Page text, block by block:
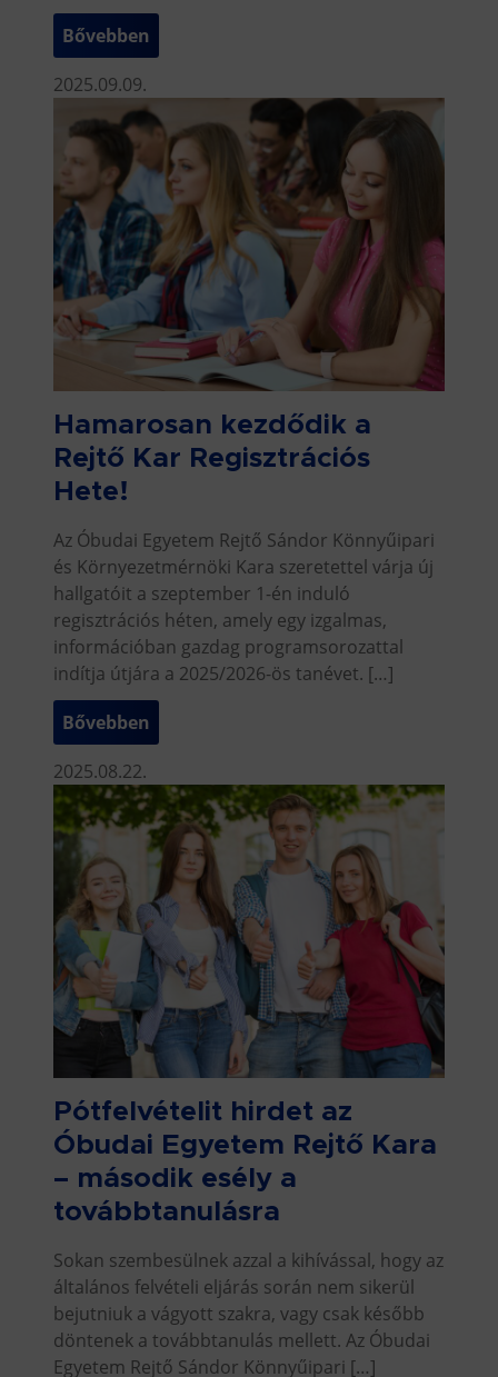
Bővebben
2025.09.09.
Hamarosan kezdődik a
Rejtő Kar Regisztrációs
Hete!
Az Óbudai Egyetem Rejtő Sándor Könnyűipari
és Környezetmérnöki Kara szeretettel várja új
hallgatóit a szeptember 1-én induló
regisztrációs héten, amely egy izgalmas,
információban gazdag programsorozattal
indítja útjára a 2025/2026-ös tanévet. […]
Bővebben
2025.08.22.
Pótfelvételit hirdet az
Óbudai Egyetem Rejtő Kara
– második esély a
továbbtanulásra
Sokan szembesülnek azzal a kihívással, hogy az
általános felvételi eljárás során nem sikerül
bejutniuk a vágyott szakra, vagy csak később
döntenek a továbbtanulás mellett. Az Óbudai
Egyetem Rejtő Sándor Könnyűipari […]